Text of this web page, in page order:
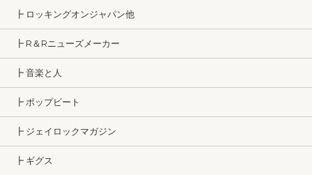
┣ ロッキングオンジャパン他
┣ R＆Rニューズメーカー
┣ 音楽と人
┣ ポップビート
┣ ジェイロックマガジン
┣ ギグス